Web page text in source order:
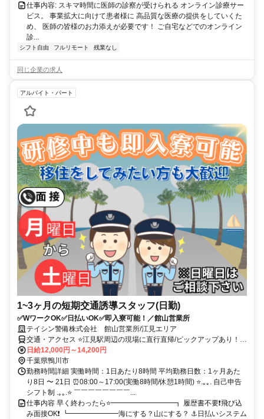
仕事内容: スキマ時間に医師の診察が受けられる オンライン診療サー
ビス。 事業拡大に向けて患者様に 高品質な医療の提供をしていくた
め、 医師の皆様のお力添えが必要です！ ご自宅などでのオンライン
診...
シフト自由 フルリモート 残業なし
同じ企業の求人
アルバイト・パート
1~3ヶ月の短期交通誘導スタッフ(日勤)
✅WワークOK✅日払いOK✅即入寮可能！／館山営業所
テイシン警備株式会社 館山営業所/江見エリア
交通・アクセス ⭐江見駅周辺の現場に直行直帰/ピックアップあり！移
動の心配は不要です♪
日給12,000円～14,200円
千葉県鴨川市
勤務時間詳細 実働時間：1日あたり8時間 平均勤務日数：1ヶ月あた
り8日 〜 21日 ⏰08:00～17:00(実働8時間/休憩1時間) ⭐.｡｡. 自己申告
シフト制 .｡｡.⭐ ￣￣￣￣￣￣￣￣...
仕事内容 早く終わったら⭐━━━━━━━━━┓ 履歴書不要❗飛び込
み面接OK❗ ┗━━━━━━━海にする？山にする？ ⚓日払いシステム